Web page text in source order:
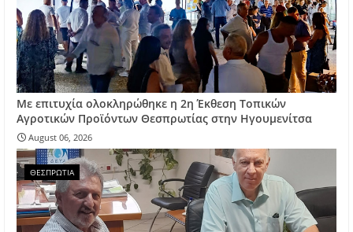
Με επιτυχία ολοκληρώθηκε η 2η Έκθεση Τοπικών
Αγροτικών Προϊόντων Θεσπρωτίας στην Ηγουμενίτσα
August 06, 2026
ΘΕΣΠΡΩΤΙΑ